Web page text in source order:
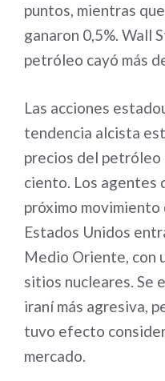
puntos, mientras
ganaron 0,5%. Wall
petróleo cayó más
Las acciones
tendencia alcista
precios del petróleo
ciento. Los agentes
próximo movimiento
Estados Unidos
Medio Oriente, con
sitios nucleares. Se
iraní más agresiva,
tuvo efecto
mercado.